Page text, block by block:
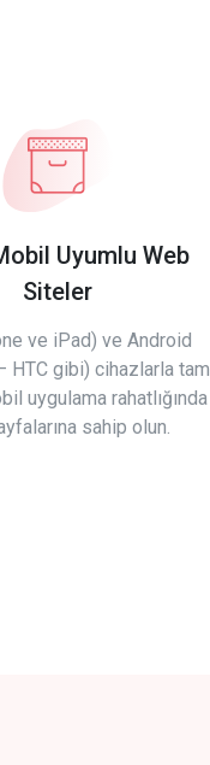
Uyumlu Web
Siteler
ve iPad) ve Android
HTC gibi) cihazlarla tam
uygulama rahatlığında
sahip olun.